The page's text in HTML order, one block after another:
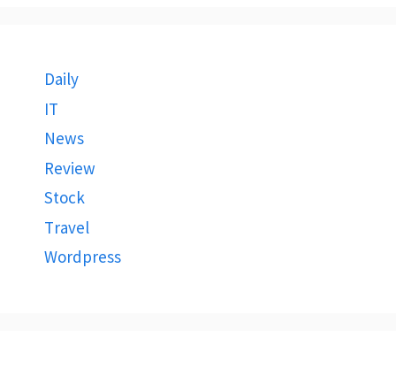
Daily
IT
News
Review
Stock
Travel
Wordpress